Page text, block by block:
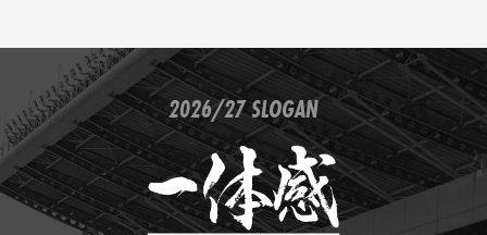
2026/27 SLOGAN